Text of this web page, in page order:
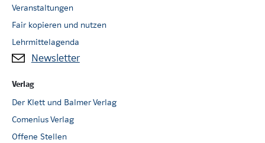
Veranstaltungen
Fair kopieren und nutzen
Lehrmittelagenda
Newsletter
Verlag
Der Klett und Balmer Verlag
Comenius Verlag
Offene Stellen